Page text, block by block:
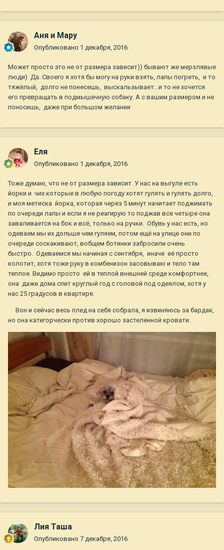
Аня и Мару
Опубликовано 1 декабря, 2016
Может просто это не от размера зависит)) бывают же мерзлявые
люди) Да. Своего я хотя бы могу на руки взять, лапы погреть, и то
тяжёлый, долго не понесешь, выскальзывает...и то не хочется
его превращать в подмышечную собаку. А с вашим размером и не
поносишь, даже при большом желании
Еля
Опубликовано 1 декабря, 2016
Тоже думаю, что не от размера зависит. У нас на выгуле есть
йорки и чих которые в любую погоду хотят гулять и гулять долго,
и моя метиска йорка, которая через 5 минут начитает поджимать
по очереди лапы и если я не реагирую то поджав все четыре она
заваливается на бок и всё, только на ручки. Обувь у нас есть, но
одеваем мы их дольше чем гуляем, потом ещё на улице они по
очереди соскакивают, вобщем ботинки забросили очень
быстро. Одеваемся мы начиная с сентября, иначе её просто
колотит, хотя тоже руку в комбенизон засовываю и тело там
теплое. Видимо просто ей в теплой внешней среде комфортнее,
она даже дома спит круглый год с головой под одеялом, хотя у
нас 25 градусов в квартире.
Вон и сейчас весь плед на себя собрала, я извиняюсь за бардак,
но она категорчески против хорошо застеленной кровати.
Лия Таша
Опубликовано 7 декабря, 2016